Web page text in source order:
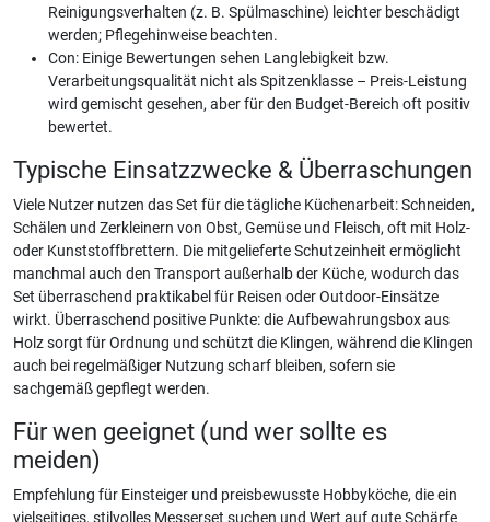
Reinigungsverhalten (z. B. Spülmaschine) leichter beschädigt
werden; Pflegehinweise beachten.
Con: Einige Bewertungen sehen Langlebigkeit bzw.
Verarbeitungsqualität nicht als Spitzenklasse – Preis-Leistung
wird gemischt gesehen, aber für den Budget-Bereich oft positiv
bewertet.
Typische Einsatzzwecke & Überraschungen
Viele Nutzer nutzen das Set für die tägliche Küchenarbeit: Schneiden,
Schälen und Zerkleinern von Obst, Gemüse und Fleisch, oft mit Holz-
oder Kunststoffbrettern. Die mitgelieferte Schutzeinheit ermöglicht
manchmal auch den Transport außerhalb der Küche, wodurch das
Set überraschend praktikabel für Reisen oder Outdoor-Einsätze
wirkt. Überraschend positive Punkte: die Aufbewahrungsbox aus
Holz sorgt für Ordnung und schützt die Klingen, während die Klingen
auch bei regelmäßiger Nutzung scharf bleiben, sofern sie
sachgemäß gepflegt werden.
Für wen geeignet (und wer sollte es
meiden)
Empfehlung für Einsteiger und preisbewusste Hobbyköche, die ein
vielseitiges, stilvolles Messerset suchen und Wert auf gute Schärfe